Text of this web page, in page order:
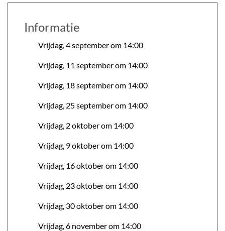
Informatie
Vrijdag, 4 september om 14:00
Vrijdag, 11 september om 14:00
Vrijdag, 18 september om 14:00
Vrijdag, 25 september om 14:00
Vrijdag, 2 oktober om 14:00
Vrijdag, 9 oktober om 14:00
Vrijdag, 16 oktober om 14:00
Vrijdag, 23 oktober om 14:00
Vrijdag, 30 oktober om 14:00
Vrijdag, 6 november om 14:00